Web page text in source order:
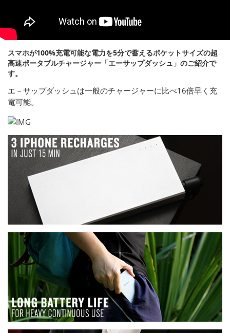
スマホが100%充電可能な電力を5分で蓄えるポケットサイズの超
高速ポータブルチャージャー「エーサップダッシュ」のご紹介で
す。
エ－サップダッシュは一般のチャージャーに比べ16倍早く充
電可能。